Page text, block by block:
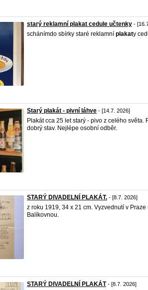
starý reklamní plakat cedule učtenky -
schánímdo sbírky staré reklamní plakaty
Starý plakát - pivní láhve - [14.7. 2026]
Plakát cca 25 let starý - pivo z celého světa.
dobrý stav. Nejlépe osobní odběr.
STARÝ DIVADELNÍ PLAKÁT. - [8.7. 2026]
z roku 1919, 34 x 21 cm. Vyzvednutí v
Balíkovnou.
STARÝ DIVADELNÍ PLAKÁT- [8.7. 2026]